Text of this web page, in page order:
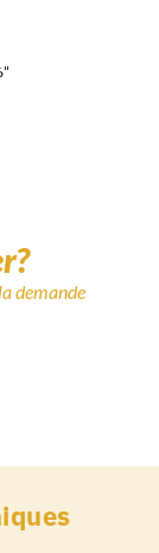
demande